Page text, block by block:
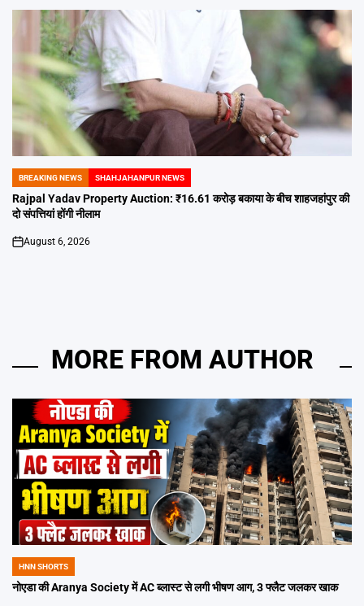
POSTED
IN
BREAKING NEWS SHAHJAHANPUR NEWS
Rajpal Yadav Property Auction: ₹16.61 करोड़ बकाया के बीच शाहजहांपुर की
दो संपत्तियां होंगी नीलाम
on
August 6, 2026
MORE FROM AUTHOR
POSTED
IN
HNN SHORTS
नोएडा की Aranya Society में AC ब्लास्ट से लगी भीषण आग, 3 फ्लैट जलकर खाक